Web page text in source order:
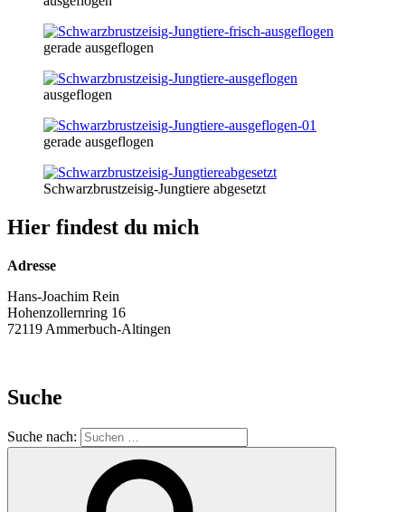
gerade ausgeflogen
ausgeflogen
gerade ausgeflogen
Schwarzbrustzeisig-Jungtiere abgesetzt
Hier findest du mich
Adresse
Hans-Joachim Rein
Hohenzollernring 16
72119 Ammerbuch-Altingen
Suche
Suche nach: